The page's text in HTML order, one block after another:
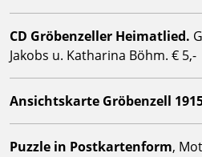
CD Gröbenzeller Heimatlied.
Jakobs u. Katharina Böhm. € 5,-
Ansichtskarte Gröbenzell
Puzzle in Postkartenform,